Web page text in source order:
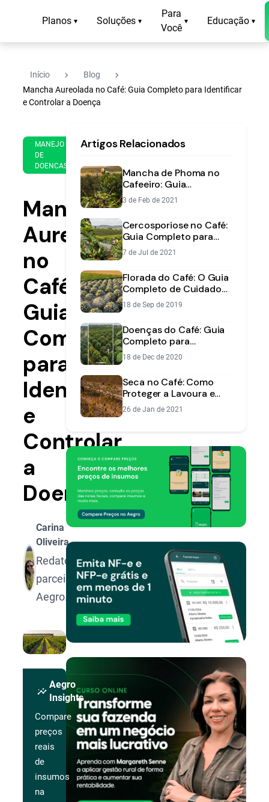
Planos ▾ Soluções ▾
Para
Você
▾ Educação ▾
Início navigate_next Blog navigate_next
Mancha Aureolada no Café: Guia Completo para Identificar
e Controlar a Doença
MANEJO
DE
DOENCAS
de
de
2022
min
leitura
Mancha
Aureolada
no
Café:
Guia
Completo
para
Identificar
e
Controlar
a
Doença
Carina
Oliveira
Redatora
parceira
Aegro.
insights
Aegro
Insights
Compare
preços
reais
de
insumos
na
Artigos Relacionados
Mancha de Phoma no
Cafeeiro: Guia
Completo para Proteger
sua Florada
3 de Feb de 2021
Cercosporiose no Café:
Guia Completo para
Identificar, Prevenir e
Controlar
7 de Jul de 2021
Florada do Café: O Guia
Completo de Cuidados
para uma Safra de
Sucesso
18 de Sep de 2019
Doenças do Café: Guia
Completo para
Identificação e Manejo
Eficiente
18 de Dec de 2020
Seca no Café: Como
Proteger a Lavoura e
Garantir a Safra
26 de Jan de 2021